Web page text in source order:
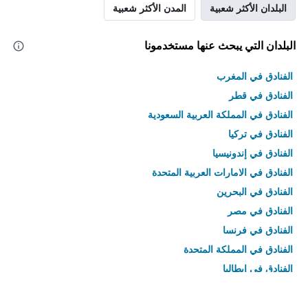
البلدان الأكثر شعبية المدن الأكثر شعبية
البلدان التي يبحث عنها مستخدمونا
الفنادق في المغرب
الفنادق في قطر
الفنادق في المملكة العربية السعودية
الفنادق في تركيا
الفنادق في إندونيسيا
الفنادق في الامارات العربية المتحدة
الفنادق في البحرين
الفنادق في مصر
الفنادق في فرنسا
الفنادق في المملكة المتحدة
الفنادق في إيطاليا